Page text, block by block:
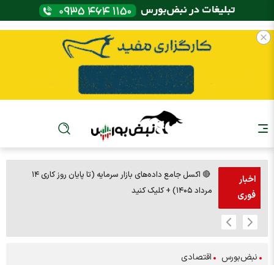
اخبار
فوری
🔴 اکسل جامع داده‌های بازار سرمایه (تا پایان روز کاری ۱۴
مرداد ۱۴۰۵) + کلیک کنید
نبض‌بورس اقتصادی